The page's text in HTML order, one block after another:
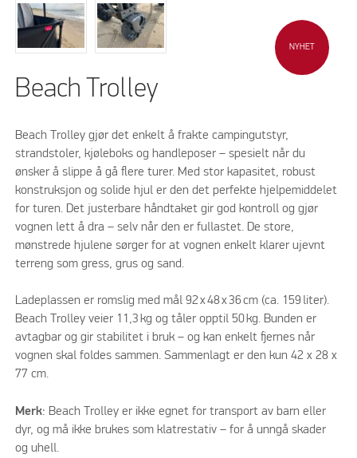
NYHET
Beach Trolley
Beach Trolley gjør det enkelt å frakte campingutstyr,
strandstoler, kjøleboks og handleposer – spesielt når du
ønsker å slippe å gå flere turer. Med stor kapasitet, robust
konstruksjon og solide hjul er den det perfekte hjelpemiddelet
for turen. Det justerbare håndtaket gir god kontroll og gjør
vognen lett å dra – selv når den er fullastet. De store,
mønstrede hjulene sørger for at vognen enkelt klarer ujevnt
terreng som gress, grus og sand.
Ladeplassen er romslig med mål 92 x 48 x 36 cm (ca. 159 liter).
Beach Trolley veier 11,3 kg og tåler opptil 50 kg. Bunden er
avtagbar og gir stabilitet i bruk – og kan enkelt fjernes når
vognen skal foldes sammen. Sammenlagt er den kun 42 x 28 x
77 cm.
Merk: Beach Trolley er ikke egnet for transport av barn eller
dyr, og må ikke brukes som klatrestativ – for å unngå skader
og uhell.